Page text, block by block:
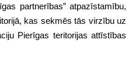
partnerības” atpazīstamību,
kas sekmēs tās virzību uz
Pierīgas teritorijas attīstības